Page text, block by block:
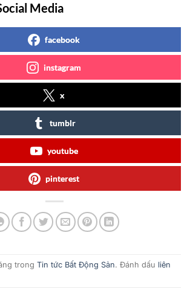
Media
facebook
instagram
x
tumblr
youtube
pinterest
trong Tin tức Bất Động Sản. Đánh dấu liên